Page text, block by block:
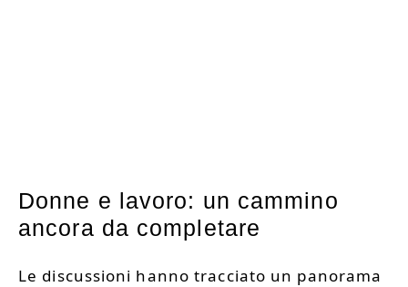
Donne e lavoro: un cammino
ancora da completare
Le discussioni hanno tracciato un panorama